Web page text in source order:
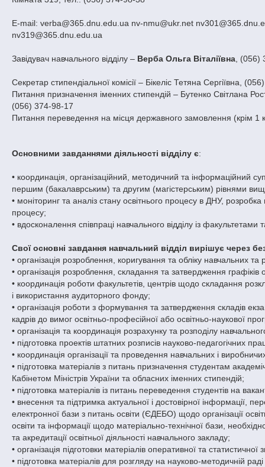
E-mail: verba@365.dnu.edu.ua nv-nmu@ukr.net
nv319@365.dnu.edu.ua
Завідувач навчального відділу – Верба Ольга Віталіївна, (056)
Секретар стипендіальної комісії – Бікеліс Тетяна Сергіївна,
Питання призначення іменних стипендій – Бутенко Світлана
(056) 374-98-17
Питання переведення на місця державного замовлення (крім 1
Основними завданнями діяльності відділу є:
• координація, організаційний, методичний та інформаційний
першим (бакалаврським) та другим (магістерським) рівнями
• моніторинг та аналіз стану освітнього процесу в ДНУ,
процесу;
• вдосконалення співпраці навчального відділу із
Свої основні завдання навчальний відділ вирішує через
• організація розроблення, коригування та обліку навчальних
• організація розроблення, складання та затвердження графіків
• координація роботи факультетів, центрів щодо складання
і використання аудиторного фонду;
• організація роботи з формування та затвердження складів
кадрів до вимог освітньо-професійної або освітньо-наукової
• організація та координація розрахунку та розподілу
• підготовка проектів штатних розписів науково-педагогічних
• координація організації та проведення навчальних і
• підготовка матеріалів з питань призначення студентам
Кабінетом Міністрів України та обласних іменних стипендій;
• підготовка матеріалів із питань переведення студентів на
• внесення та підтримка актуальної і достовірної інформації,
електронної бази з питань освіти (ЄДЕБО) щодо організації
освіти та інформації щодо матеріально-технічної бази,
та акредитації освітньої діяльності навчального закладу;
• організація підготовки матеріалів оперативної та статистичної
• підготовка матеріалів для розгляду на науково-методичній